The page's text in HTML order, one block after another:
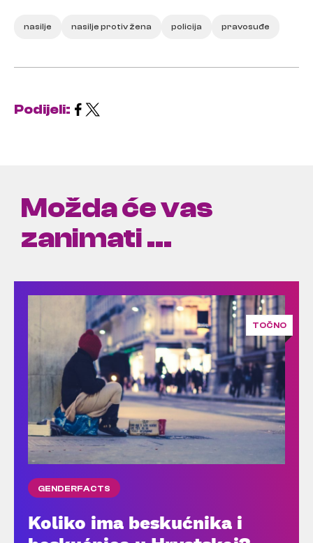
nasilje nasilje protiv žena policija pravosuđe
Podijeli:
Možda će vas
zanimati ...
TOČNO
GENDERFACTS
Koliko ima beskućnika i